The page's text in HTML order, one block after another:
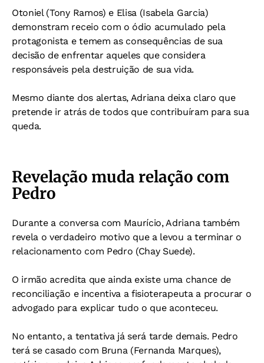
Otoniel (Tony Ramos) e Elisa (Isabela Garcia)
demonstram receio com o ódio acumulado pela
protagonista e temem as consequências de sua
decisão de enfrentar aqueles que considera
responsáveis pela destruição de sua vida.
Mesmo diante dos alertas, Adriana deixa claro que
pretende ir atrás de todos que contribuíram para sua
queda.
Revelação muda relação com
Pedro
Durante a conversa com Maurício, Adriana também
revela o verdadeiro motivo que a levou a terminar o
relacionamento com Pedro (Chay Suede).
O irmão acredita que ainda existe uma chance de
reconciliação e incentiva a fisioterapeuta a procurar o
advogado para explicar tudo o que aconteceu.
No entanto, a tentativa já será tarde demais. Pedro
terá se casado com Bruna (Fernanda Marques),